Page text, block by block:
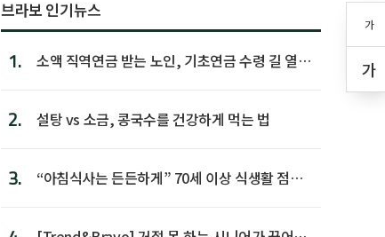
가
가
브라보 인기뉴스
1.
소액 직역연금 받는 노인, 기초연금 수령 길 열린
2. 설탕 vs 소금, 콩국수를 건강하게 먹는 법
3.
“아침식사는 든든하게” 70세 이상 식생활 점수